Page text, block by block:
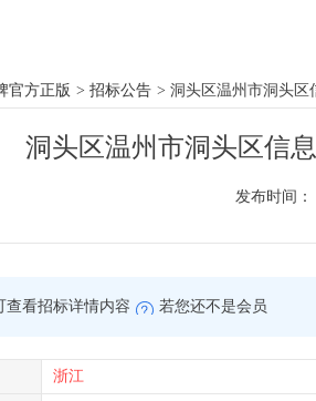
官方正版 > 招标公告 > 洞头区温州市洞头区
洞头区温州市洞头区信
发布时间：
查看招标详情内容 若您还不是会员
浙江